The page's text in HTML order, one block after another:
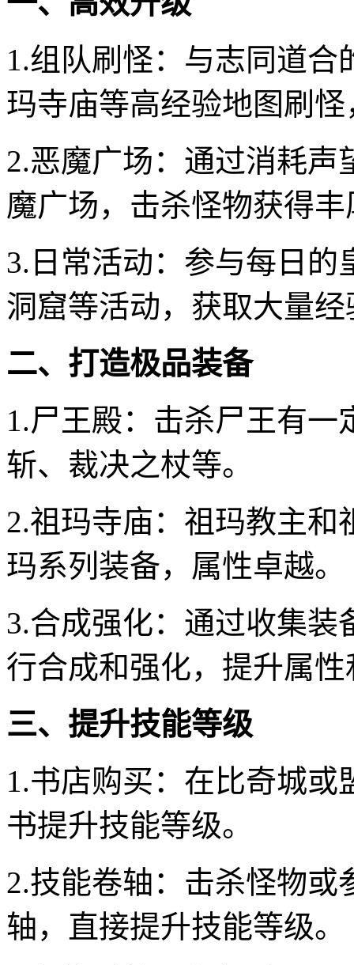
1.组队刷怪：与志同道
玛寺庙等高经验地图刷
2.恶魔广场：通过消耗
魔广场，击杀怪物获得
3.日常活动：参与每日
洞窟等活动，获取大量
二、打造极品装备
1.尸王殿：击杀尸王有
斩、裁决之杖等。
2.祖玛寺庙：祖玛教主
玛系列装备，属性卓越。
3.合成强化：通过收集
行合成和强化，提升属
三、提升技能等级
1.书店购买：在比奇城
书提升技能等级。
2.技能卷轴：击杀怪物
轴，直接提升技能等级。